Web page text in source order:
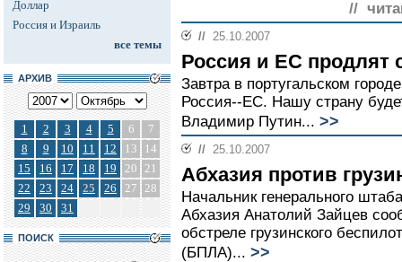
Доллар
Россия и Израиль
все темы
АРХИВ
1 2 3 4 5 6
7
8
9 10 11 12 13
14
15
16 17 18 19 20 21
22
23 24 25 26 27 28
29
30 31
ПОИСК
//
// 25.10.2007
Россия и ЕС продлят
Завтра в португальском
Россия--ЕС. Нашу страну
Владимир Путин... >>
// 25.10.2007
Абхазия против
Начальник генерального
Абхазия Анатолий Зайцев
обстреле грузинского
(БПЛА)... >>